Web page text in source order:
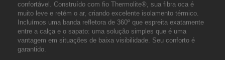
confortável. Construído com fio Thermolite®, sua fibra oca é
muito leve e retém o ar, criando excelente isolamento térmico.
Incluímos uma banda refletora de 360º que espreita exatamente
entre a calça e o sapato: uma solução simples que é uma
vantagem em situações de baixa visibilidade. Seu conforto é
garantido.